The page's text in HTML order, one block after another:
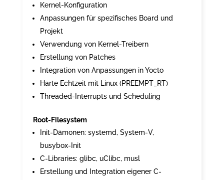
Kernel-Konfiguration
Anpassungen für spezifisches Board und
Projekt
Verwendung von Kernel-Treibern
Erstellung von Patches
Integration von Anpassungen in Yocto
Harte Echtzeit mit Linux (PREEMPT_RT)
Threaded-Interrupts und Scheduling
Root-Filesystem
Init-Dämonen: systemd, System-V,
busybox-Init
C-Libraries: glibc, uClibc, musl
Erstellung und Integration eigener C-